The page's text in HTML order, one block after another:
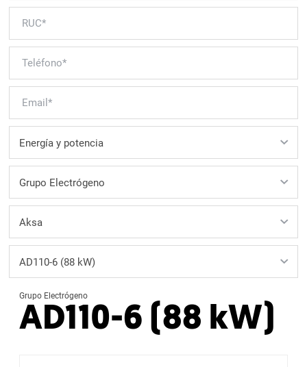
Grupo Electrógeno
AD110-6 (88 kW)